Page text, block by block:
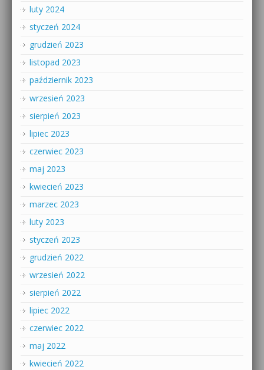
luty 2024
styczeń 2024
grudzień 2023
listopad 2023
październik 2023
wrzesień 2023
sierpień 2023
lipiec 2023
czerwiec 2023
maj 2023
kwiecień 2023
marzec 2023
luty 2023
styczeń 2023
grudzień 2022
wrzesień 2022
sierpień 2022
lipiec 2022
czerwiec 2022
maj 2022
kwiecień 2022